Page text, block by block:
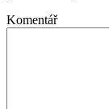
Komentář